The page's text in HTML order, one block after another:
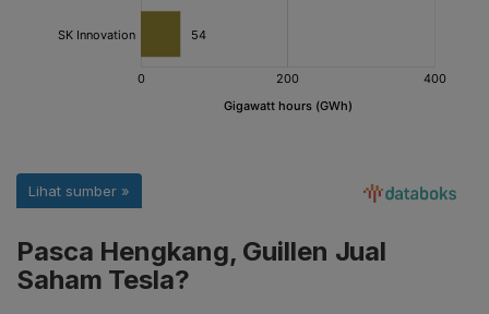
Pasca Hengkang, Guillen Jual
Saham Tesla?